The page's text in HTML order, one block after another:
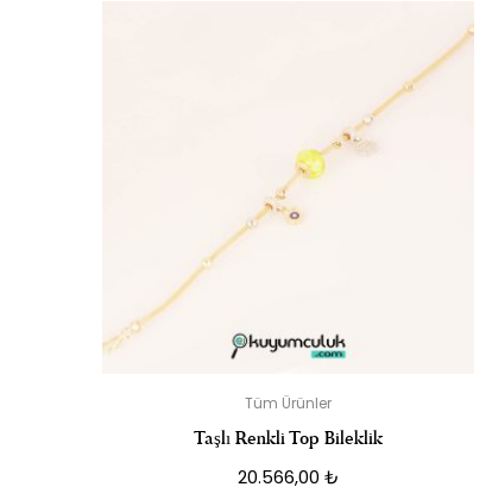
Tüm Ürünler
Taşlı Renkli Top Bileklik
20.566,00 ₺